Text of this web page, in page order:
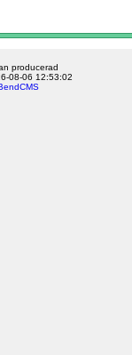
producerad
08-06 12:53:02